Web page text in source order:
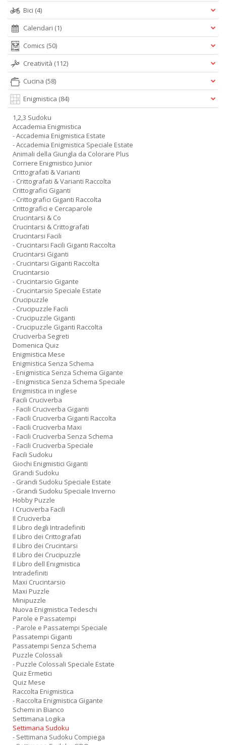
Bici (4)
Calendari (1)
Comics (50)
Creatività (112)
Cucina (58)
Enigmistica (84)
1,2,3 Sudoku
Accademia Enigmistica
- Accademia Enigmistica Estate
- Accademia Enigmistica Speciale Estate
Animali della Giungla da Colorare Plus
Corriere Enigmistico Junior
Crittografati & Varianti
- Crittografati & Varianti Raccolta
Crittografici Giganti
- Crittografici Giganti Raccolta
Crittografici e Cercaparole
Crucintarsi & Co
Crucintarsi & Crittografati
Crucintarsi Facili
- Crucintarsi Facili Giganti Raccolta
Crucintarsi Giganti
- Crucintarsi Giganti Raccolta
Crucintarsio
- Crucintarsio Gigante
- Crucintarsio Speciale Estate
Crucipuzzle
- Crucipuzzle Facili
- Crucipuzzle Giganti
- Crucipuzzle Giganti Raccolta
Cruciverba Segreti
Domenica Quiz
Enigmistica Mese
Enigmistica Senza Schema
- Enigmistica Senza Schema Gigante
- Enigmistica Senza Schema Speciale
Enigmistica in inglese
Facili Cruciverba
- Facili Cruciverba Giganti
- Facili Cruciverba Giganti Raccolta
- Facili Cruciverba Maxi
- Facili Cruciverba Senza Schema
- Facili Cruciverba Speciale
Facili Sudoku
Giochi Enigmistici Giganti
Grandi Sudoku
- Grandi Sudoku Speciale Estate
- Grandi Sudoku Speciale Inverno
Hobby Puzzle
I Cruciverba Facili
Il Cruciverba
Il Libro degli Intradefiniti
Il Libro dei Crittografati
Il Libro dei Crucintarsi
Il Libro dei Crucipuzzle
Il Libro dell Enigmistica
Intradefiniti
Maxi Crucintarsio
Maxi Puzzle
Minipuzzle
Nuova Enigmistica Tedeschi
Parole e Passatempi
- Parole e Passatempi Speciale
Passatempi Giganti
Passatempi Senza Schema
Puzzle Colossali
- Puzzle Colossali Speciale Estate
Quiz Ermetici
Quiz Mese
Raccolta Enigmistica
- Raccolta Enigmistica Gigante
Schemi in Bianco
Settimana Logika
Settimana Sudoku
- Settimana Sudoku Compiega